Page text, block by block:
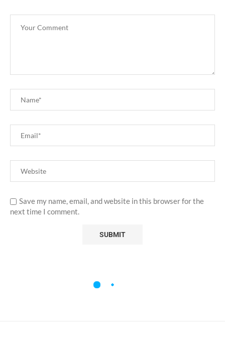
Save my name, email, and website in this browser for the
next time I comment.